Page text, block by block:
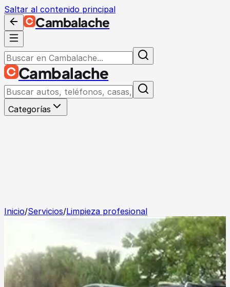
Saltar al contenido principal
Cambalache
Cambalache
Categorías
Inicio/Servicios/Limpieza profesional